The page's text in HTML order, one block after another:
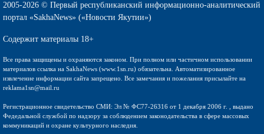
2005-2026 © Первый республиканский информационно-аналитический
портал «SakhaNews» («Новости Якутии»)
Содержит материалы 18+
Все права защищены и охраняются законом. При полном или частичном использовании
материалов ссылка на SakhaNews (www.1sn.ru) обязательна. Автоматизированное
извлечение информации сайта запрещено. Все замечания и пожелания присылайте на
reklama1sn@mail.ru
Регистрационное свидетельство СМИ: Эл № ФС77-26316 от 1 декабря 2006 г. , выдано
Федедальной службой по надзору за соблюдением законодательства в сфере массовых
коммуникаций и охране культурного наследия.